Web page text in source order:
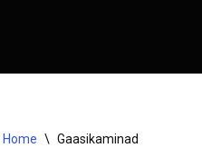
Home \ Gaasikaminad